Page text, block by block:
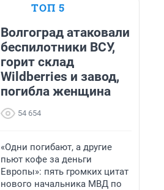
ТОП 5
Волгоград атаковали
беспилотники ВСУ,
горит склад
Wildberries и завод,
погибла женщина
54 654
«Одни погибают, а другие
пьют кофе за деньги
Европы»: пять громких цитат
нового начальника МВД по